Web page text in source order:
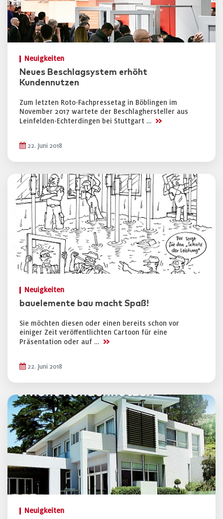
Neuigkeiten
Neues Beschlagsystem erhöht
Kundennutzen
Zum letzten Roto-Fachpressetag in Böblingen im
November 2017 wartete der Beschlaghersteller aus
Leinfelden-Echterdingen bei Stuttgart … >>
22. Juni 2018
Neuigkeiten
bauelemente bau macht Spaß!
Sie möchten diesen oder einen bereits schon vor
einiger Zeit veröffentlichten Cartoon für eine
Präsentation oder auf … >>
22. Juni 2018
Neuigkeiten